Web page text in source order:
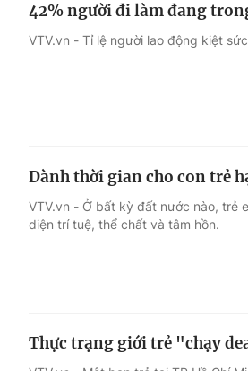
42% người đi làm đang
VTV.vn - Tỉ lệ người lao động kiệt
Dành thời gian cho con trẻ
VTV.vn - Ở bất kỳ đất nước nào, trẻ
diện trí tuệ, thể chất và tâm hồn.
Thực trạng giới trẻ "chạy